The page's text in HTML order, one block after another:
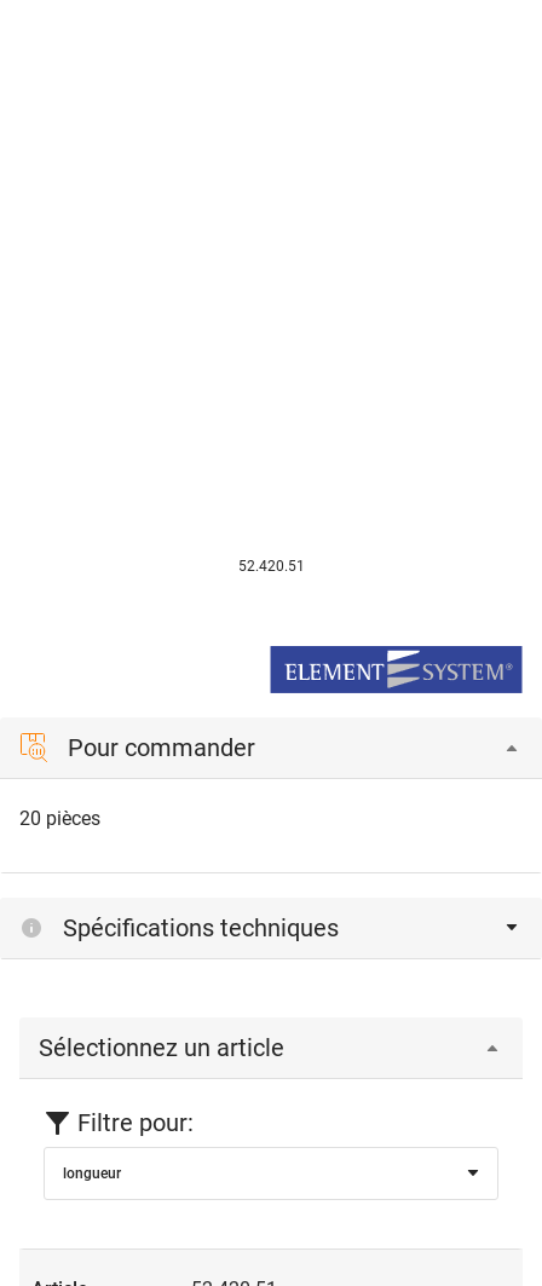
52.420.51
Pour commander
20 pièces
Spécifications techniques
Sélectionnez un article
Filtre pour:
longueur